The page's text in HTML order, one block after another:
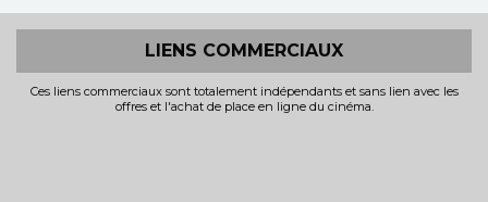
LIENS COMMERCIAUX
Ces liens commerciaux sont totalement indépendants et sans lien avec les
offres et l'achat de place en ligne du cinéma.